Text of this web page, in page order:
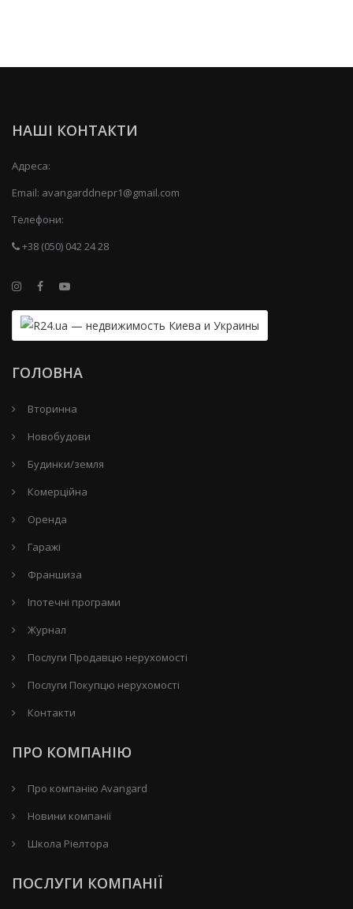
НАШІ КОНТАКТИ
Адреса:
Email: avangarddnepr1@gmail.com
Телефони:
+38 (050) 042 24 28
ГОЛОВНА
Вторинна
Новобудови
Будинки/земля
Комерційна
Оренда
Гаражі
Франшиза
Іпотечні програми
Журнал
Послуги Продавцю нерухомості
Послуги Покупцю нерухомості
Контакти
ПРО КОМПАНІЮ
Про компанію Avangard
Новини компанії
Школа Ріелтора
ПОСЛУГИ КОМПАНІЇ